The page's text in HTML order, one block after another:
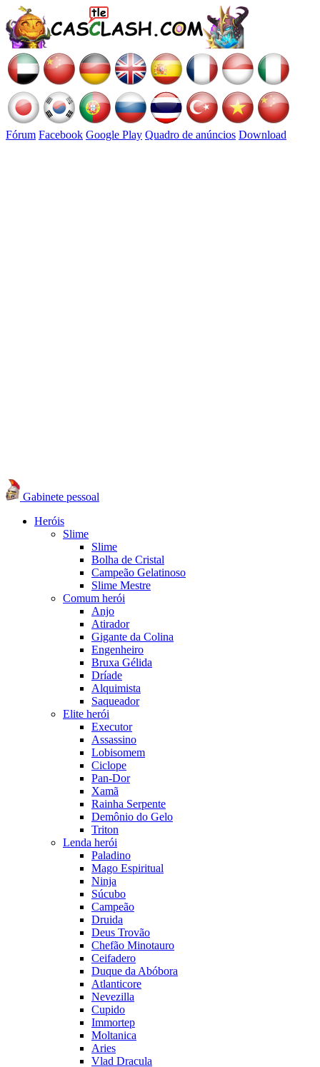
Fórum Facebook Google Play Quadro de anúncios Download
Gabinete pessoal
Heróis
Slime
Slime
Bolha de Cristal
Campeão Gelatinoso
Slime Mestre
Comum herói
Anjo
Atirador
Gigante da Colina
Engenheiro
Bruxa Gélida
Dríade
Alquimista
Saqueador
Elite herói
Executor
Assassino
Lobisomem
Ciclope
Pan-Dor
Xamã
Rainha Serpente
Demônio do Gelo
Triton
Lenda herói
Paladino
Mago Espiritual
Ninja
Súcubo
Campeão
Druida
Deus Trovão
Chefão Minotauro
Ceifadero
Duque da Abóbora
Atlanticore
Nevezilla
Cupido
Immortep
Moltanica
Aries
Vlad Dracula